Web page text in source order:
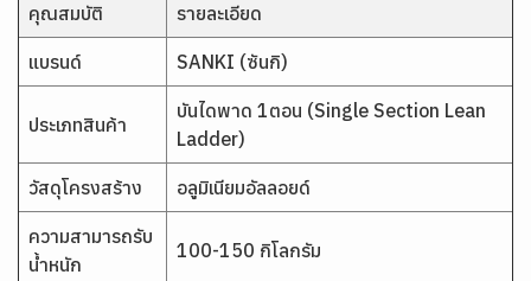
คุณสมบัติ รายละเอียด
แบรนด์ SANKI (ซันกิ)
ประเภทสินค้า
บันไดพาด 1ตอน (Single Section Lean
Ladder)
วัสดุโครงสร้าง อลูมิเนียมอัลลอยด์
ความสามารถรับ
น้ำหนัก
100-150 กิโลกรัม